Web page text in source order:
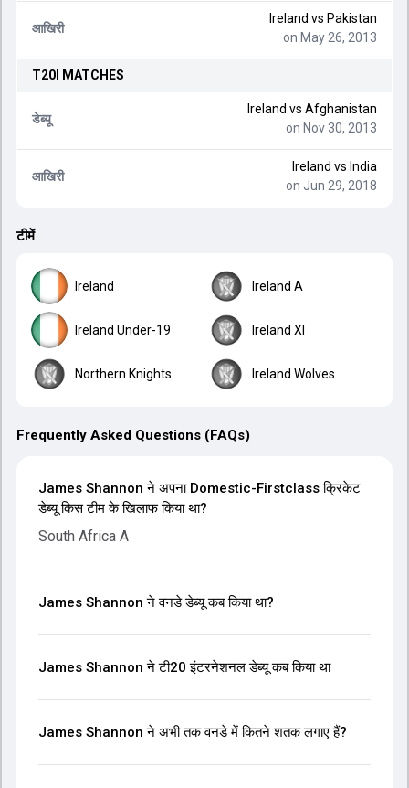
आखिरी
Ireland vs Pakistan
on May 26, 2013
T20I MATCHES
डेब्यू
Ireland vs Afghanistan
on Nov 30, 2013
आखिरी
Ireland vs India
on Jun 29, 2018
टीमें
Ireland Ireland A
Ireland Under-19 Ireland XI
Northern Knights Ireland Wolves
Frequently Asked Questions (FAQs)
James Shannon ने अपना Domestic-Firstclass क्रिकेट
डेब्यू किस टीम के खिलाफ किया था?
South Africa A
James Shannon ने वनडे डेब्यू कब किया था?
James Shannon ने टी20 इंटरनेशनल डेब्यू कब किया था
James Shannon ने अभी तक वनडे में कितने शतक लगाए हैं?